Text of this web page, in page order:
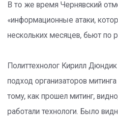
В то же время Чернявский
«информационные атаки,
нескольких месяцев, бьют по
Политтехнолог Кирилл
подход организаторов
тому, как прошел митинг,
работали технологи. Было